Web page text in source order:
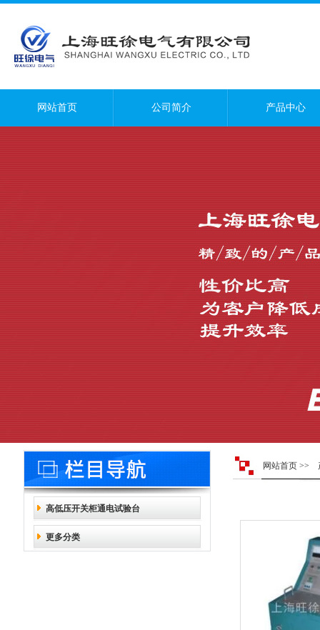
网站首页 公司简介 产品中心
高低压开关柜通电试验台
更多分类
网站首页 >>